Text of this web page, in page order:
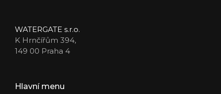
WATERGATE s.r.o.
K Hrnčířům 394,
149 00 Praha 4
Hlavní menu